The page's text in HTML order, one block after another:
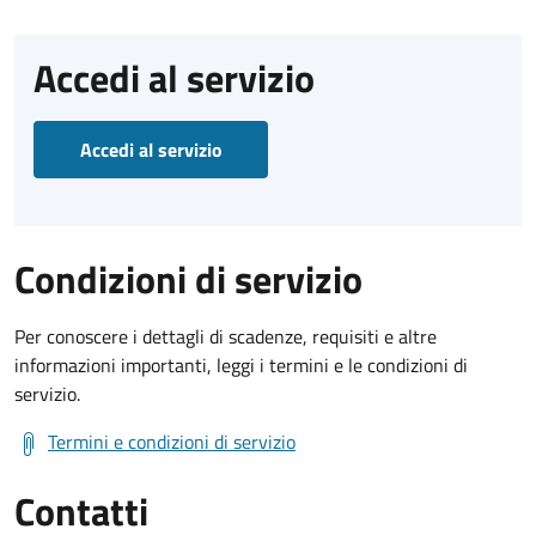
Accedi al servizio
Accedi al servizio
Condizioni di servizio
Per conoscere i dettagli di scadenze, requisiti e altre
informazioni importanti, leggi i termini e le condizioni di
servizio.
Termini e condizioni di servizio
Contatti